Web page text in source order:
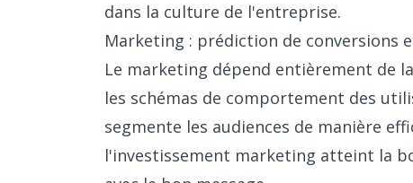
dans la culture de l'entreprise.
Marketing : prédiction de conversions
Le marketing dépend entièrement de
les schémas de comportement des
segmente les audiences de manière
l'investissement marketing atteint la